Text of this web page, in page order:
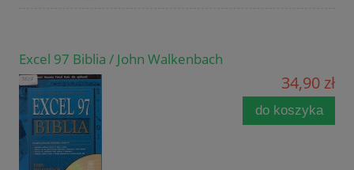
Excel 97 Biblia / John Walkenbach
34,90 zł
do koszyka